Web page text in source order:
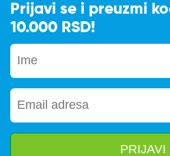
Prijavi se i preuzmi
10.000 RSD!